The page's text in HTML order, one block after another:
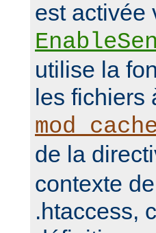
est activée
utilise la
les
de la
contexte
.htaccess,